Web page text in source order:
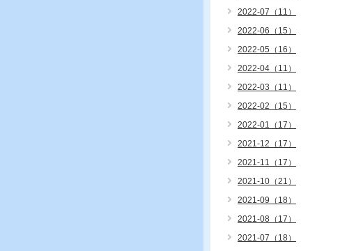
2022-07（11）
2022-06（15）
2022-05（16）
2022-04（11）
2022-03（11）
2022-02（15）
2022-01（17）
2021-12（17）
2021-11（17）
2021-10（21）
2021-09（18）
2021-08（17）
2021-07（18）